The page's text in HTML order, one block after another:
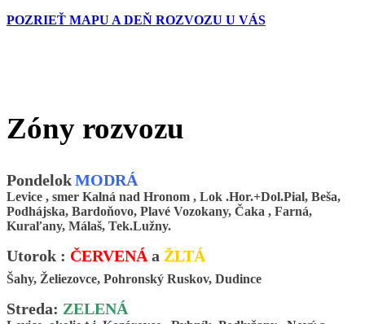
POZRIEŤ MAPU A DEŇ ROZVOZU U VÁS
Zóny rozvozu
PondelokMODRÁ
Levice , smer Kalná nad Hronom , Lok .Hor.+Dol.Pial, Beša,
Podhájska, Bardoňovo, Plavé Vozokany, Čaka , Farná,
Kuraľany, Málaš, Tek.Lužny.
Utorok : ČERVENÁ a ŽLTÁ
Šahy, Želiezovce, Pohronský Ruskov, Dudince
Streda: ZELENÁ